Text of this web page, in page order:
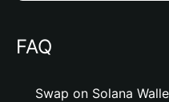
FAQ
Swap on Solana